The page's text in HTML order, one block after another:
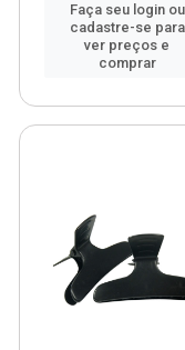
Faça seu login ou
cadastre-se para
ver preços e
comprar